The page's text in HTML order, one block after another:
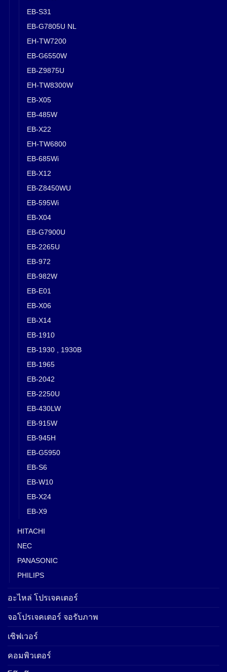
EB-S31
EB-G7805U NL
EH-TW7200
EB-G6550W
EB-Z9875U
EH-TW8300W
EB-X05
EB-485W
EB-X22
EH-TW6800
EB-685Wi
EB-X12
EB-Z8450WU
EB-595Wi
EB-X04
EB-G7900U
EB-2265U
EB-972
EB-982W
EB-E01
EB-X06
EB-X14
EB-1910
EB-1930 , 1930B
EB-1965
EB-2042
EB-2250U
EB-430LW
EB-915W
EB-945H
EB-G5950
EB-S6
EB-W10
EB-X24
EB-X9
HITACHI
NEC
PANASONIC
PHILIPS
อะไหล่ โปรเจคเตอร์
จอโปรเจคเตอร์ จอรับภาพ
เซิฟเวอร์
คอมพิวเตอร์